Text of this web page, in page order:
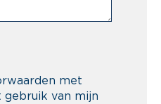
met
van mijn